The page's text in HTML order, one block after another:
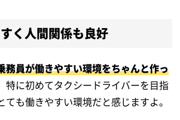
く人間関係も良好
務員が働きやすい環境をちゃんと作っ
特に初めてタクシードライバーを目指
も働きやすい環境だと感じますよ。